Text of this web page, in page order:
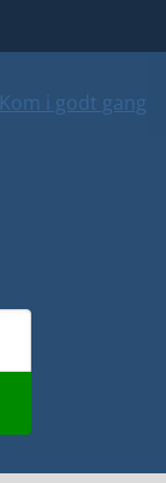
Kom i godt gang